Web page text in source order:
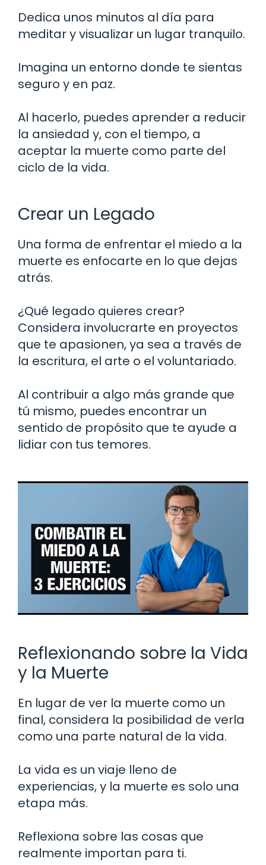
Dedica unos minutos al día para
meditar y visualizar un lugar tranquilo.
Imagina un entorno donde te sientas
seguro y en paz.
Al hacerlo, puedes aprender a reducir
la ansiedad y, con el tiempo, a
aceptar la muerte como parte del
ciclo de la vida.
Crear un Legado
Una forma de enfrentar el miedo a la
muerte es enfocarte en lo que dejas
atrás.
¿Qué legado quieres crear?
Considera involucrarte en proyectos
que te apasionen, ya sea a través de
la escritura, el arte o el voluntariado.
Al contribuir a algo más grande que
tú mismo, puedes encontrar un
sentido de propósito que te ayude a
lidiar con tus temores.
Reflexionando sobre la Vida
y la Muerte
En lugar de ver la muerte como un
final, considera la posibilidad de verla
como una parte natural de la vida.
La vida es un viaje lleno de
experiencias, y la muerte es solo una
etapa más.
Reflexiona sobre las cosas que
realmente importan para ti.